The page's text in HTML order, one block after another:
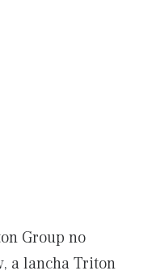
Group no
a lancha Triton